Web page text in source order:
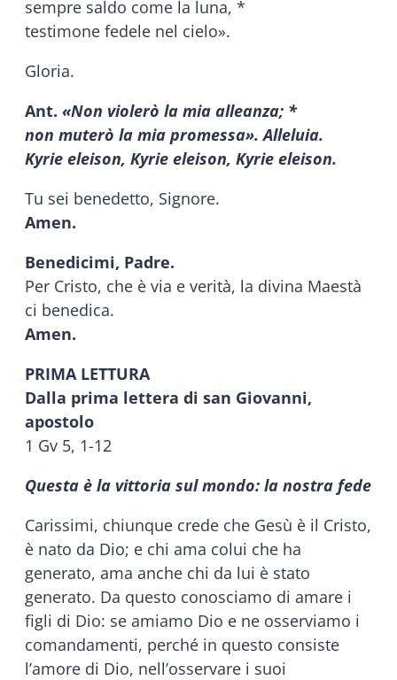
sempre saldo come la luna, *
testimone fedele nel cielo».
Gloria.
Ant. «Non violerò la mia alleanza; *
non muterò la mia promessa». Alleluia.
Kyrie eleison, Kyrie eleison, Kyrie eleison.
Tu sei benedetto, Signore.
Amen.
Benedicimi, Padre.
Per Cristo, che è via e verità, la divina Maestà
ci benedica.
Amen.
PRIMA LETTURA
Dalla prima lettera di san Giovanni,
apostolo
1 Gv 5, 1-12
Questa è la vittoria sul mondo: la nostra fede
Carissimi, chiunque crede che Gesù è il Cristo,
è nato da Dio; e chi ama colui che ha
generato, ama anche chi da lui è stato
generato. Da questo conosciamo di amare i
figli di Dio: se amiamo Dio e ne osserviamo i
comandamenti, perché in questo consiste
l’amore di Dio, nell’osservare i suoi